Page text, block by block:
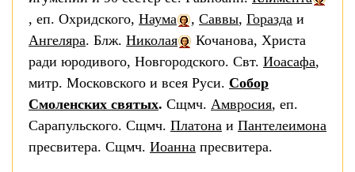
, еп. Охридского, Наума , Саввы, Горазда и
Ангеляра. Блж. Николая
Кочанова, Христа
ради юродивого, Новгородского. Свт. Иоасафа,
митр. Московского и всея Руси. Собор
Смоленских святых. Сщмч. Амвросия, еп.
Сарапульского. Сщмч. Платона и Пантелеимона
пресвитера. Сщмч. Иоанна пресвитера.